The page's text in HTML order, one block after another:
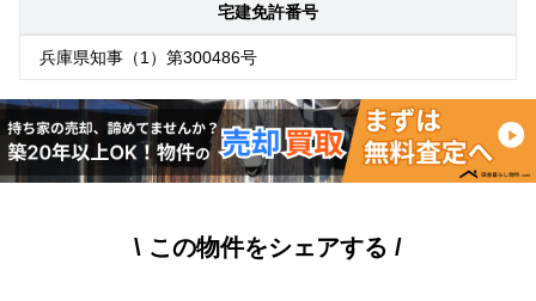
宅建免許番号
兵庫県知事（1）第300486号
\ この物件をシェアする /